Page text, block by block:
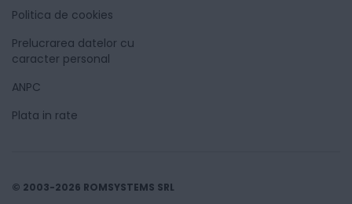
Politica de cookies
Prelucrarea datelor cu
caracter personal
ANPC
Plata in rate
© 2003-2026 ROMSYSTEMS SRL